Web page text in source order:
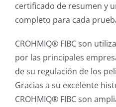
certificado de resumen y
completo para cada
CROHMIQ® FIBC son
por las principales
de su regulación de los
Gracias a su excelente
CROHMIQ® FIBC son